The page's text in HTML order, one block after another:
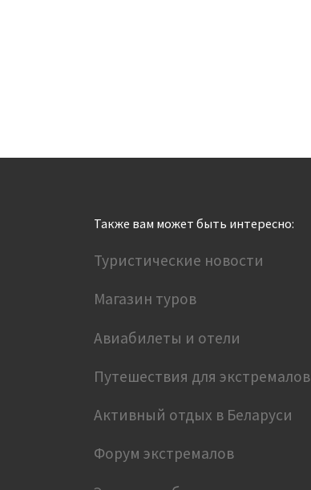
Также вам может быть интересно:
Туристические новости
Магазин туров
Авиабилеты и отели
Путешествия для экстремалов
Активный отдых в Беларуси
Форум экстремалов